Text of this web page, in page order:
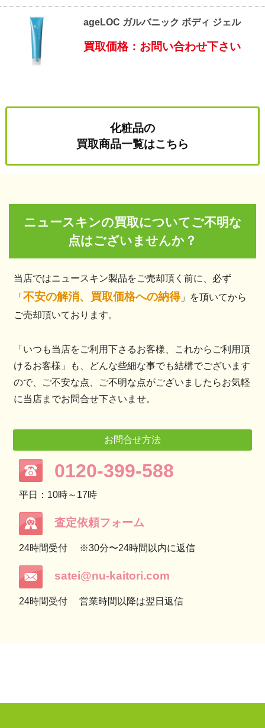
ageLOC ガルバニック ボディ ジェル
買取価格：お問い合わせ下さい
化粧品の
買取商品一覧はこちら
ニュースキンの買取についてご不明な
点はございませんか？
当店ではニュースキン製品をご売却頂く前に、必ず
「不安の解消、買取価格への納得」を頂いてから
ご売却頂いております。
「いつも当店をご利用下さるお客様、これからご利用頂
けるお客様」も、どんな些細な事でも結構でございます
ので、ご不安な点、ご不明な点がございましたらお気軽
に当店までお問合せ下さいませ。
お問合せ方法
0120-399-588
平日：10時～17時
査定依頼フォーム
24時間受付 ※30分〜24時間以内に返信
satei@nu-kaitori.com
24時間受付 営業時間以降は翌日返信